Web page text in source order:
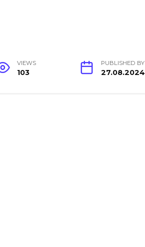
VIEWS
103
PUBLISHED BY
27.08.2024